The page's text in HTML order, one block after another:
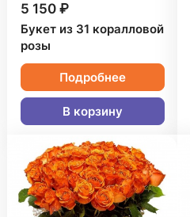
5 150 ₽
Букет из 31 коралловой
розы
Подробнее
В корзину